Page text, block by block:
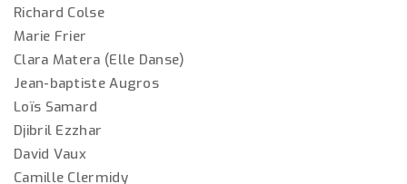
Richard Colse
Marie Frier
Clara Matera (Elle Danse)
Jean-baptiste Augros
Loïs Samard
Djibril Ezzhar
David Vaux
Camille Clermidy